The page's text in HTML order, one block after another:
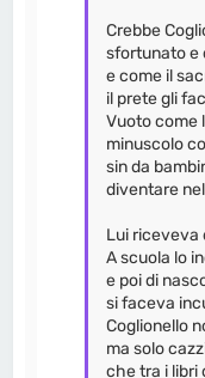
Crebbe
sfortunato e
e come il
il prete gli
Vuoto come
minuscolo
sin da
diventare
Lui riceveva
A scuola lo
e poi di
si faceva
Coglionello
ma solo
che tra i libri